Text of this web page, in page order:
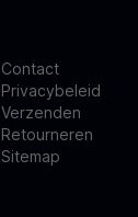
Contact
Privacybeleid
Verzenden
Retourneren
Sitemap